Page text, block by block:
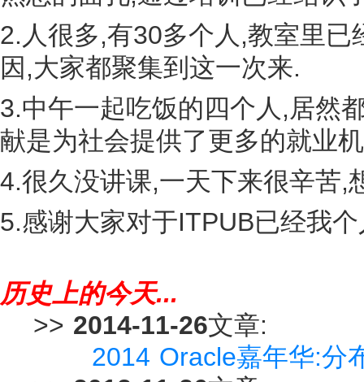
2.人很多,有30多个人,教室里
因,大家都聚集到这一次来.
3.中午一起吃饭的四个人,居然
献是为社会提供了更多的就业
4.很久没讲课,一天下来很辛苦,
5.感谢大家对于ITPUB已经我
历史上的今天...
>> 2014-11-26文章:
2014 Oracle嘉年华:分